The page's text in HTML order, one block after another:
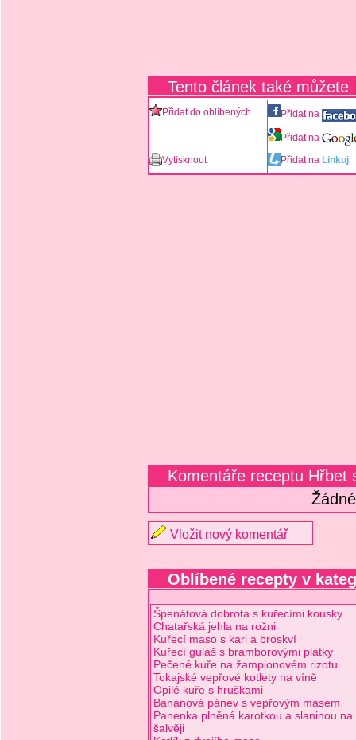
Tento článek také můžete
Přidat do oblíbených Přidat na
Přidat na
Vytisknout
Přidat na Linkuj
Komentáře receptu Hřbet
Vložit nový komentář
Oblíbené recepty v
Špenátová dobrota s kuřecími kousky
Chatařská jehla na rožni
Kuřecí maso s kari a broskví
Kuřecí guláš s bramborovými plátky
Pečené kuře na žampionovém rizotu
Tokajské vepřové kotlety na víně
Opilé kuře s hruškami
Banánová pánev s vepřovým masem
Panenka plněná karotkou a slaninou na
šalvěji